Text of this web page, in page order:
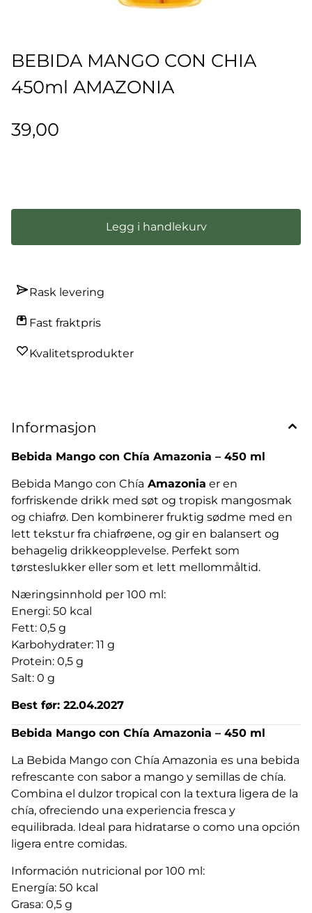
BEBIDA MANGO CON CHIA
450ml AMAZONIA
39,00
Legg i handlekurv
Rask levering
Fast fraktpris
Kvalitetsprodukter
Informasjon
Bebida Mango con Chía Amazonia – 450 ml
Bebida Mango con Chía Amazonia er en
forfriskende drikk med søt og tropisk mangosmak
og chiafrø. Den kombinerer fruktig sødme med en
lett tekstur fra chiafrøene, og gir en balansert og
behagelig drikkeopplevelse. Perfekt som
tørsteslukker eller som et lett mellommåltid.
Næringsinnhold per 100 ml:
Energi: 50 kcal
Fett: 0,5 g
Karbohydrater: 11 g
Protein: 0,5 g
Salt: 0 g
Best før: 22.04.2027
Bebida Mango con Chía Amazonia – 450 ml
La Bebida Mango con Chía Amazonia es una bebida
refrescante con sabor a mango y semillas de chía.
Combina el dulzor tropical con la textura ligera de la
chía, ofreciendo una experiencia fresca y
equilibrada. Ideal para hidratarse o como una opción
ligera entre comidas.
Información nutricional por 100 ml:
Energía: 50 kcal
Grasa: 0,5 g